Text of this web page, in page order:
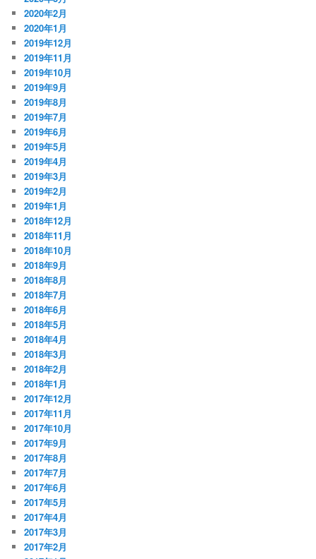
2020年2月
2020年1月
2019年12月
2019年11月
2019年10月
2019年9月
2019年8月
2019年7月
2019年6月
2019年5月
2019年4月
2019年3月
2019年2月
2019年1月
2018年12月
2018年11月
2018年10月
2018年9月
2018年8月
2018年7月
2018年6月
2018年5月
2018年4月
2018年3月
2018年2月
2018年1月
2017年12月
2017年11月
2017年10月
2017年9月
2017年8月
2017年7月
2017年6月
2017年5月
2017年4月
2017年3月
2017年2月